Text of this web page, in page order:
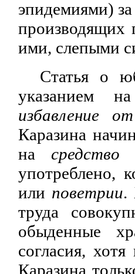
эпидемиями)
производящих
ими, слепыми
Статья о
указанием
избавление
Каразина
на средство
употреблено,
или поветрии.
труда
обыденные
согласия,
Каразина